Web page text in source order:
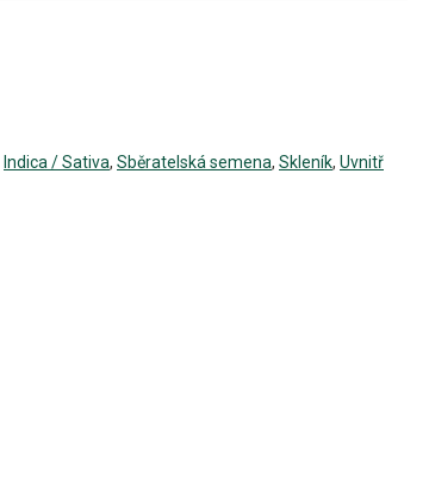
Indica / Sativa, Sběratelská semena, Skleník, Uvnitř